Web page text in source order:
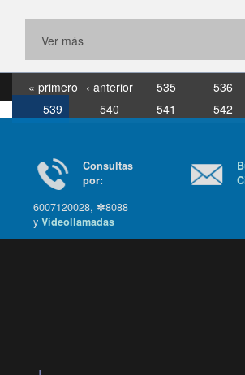
Ver más
« primero ‹ anterior 535 536
539
540 541 542
Consultas
por:
6007120028, ✽8088
yVideollamadas